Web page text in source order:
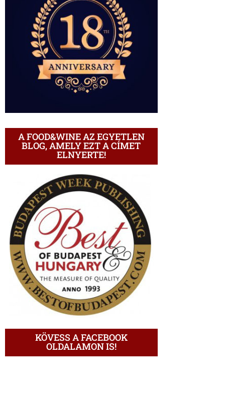
A FOOD&WINE AZ EGYETLEN
BLOG, AMELY EZT A CÍMET
ELNYERTE!
KÖVESS A FACEBOOK
OLDALAMON IS!